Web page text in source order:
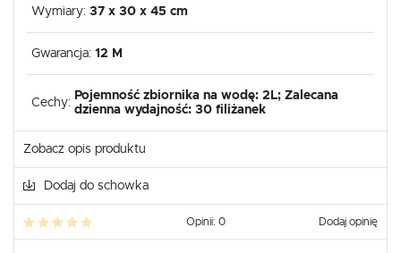
Wymiary: 37 x 30 x 45 cm
Gwarancja: 12 M
Cechy:
Pojemność zbiornika na wodę: 2L; Zalecana
dzienna wydajność: 30 filiżanek
Zobacz opis produktu
Dodaj do schowka
Opinii: 0 Dodaj opinię